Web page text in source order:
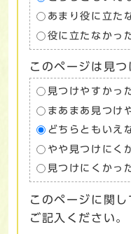
あまり役に立た
役に立たなかっ
このページは見つ
見つけやすかっ
まあまあ見つけ
どちらともいえ
やや見つけにく
見つけにくかっ
このページに関
ご記入ください。